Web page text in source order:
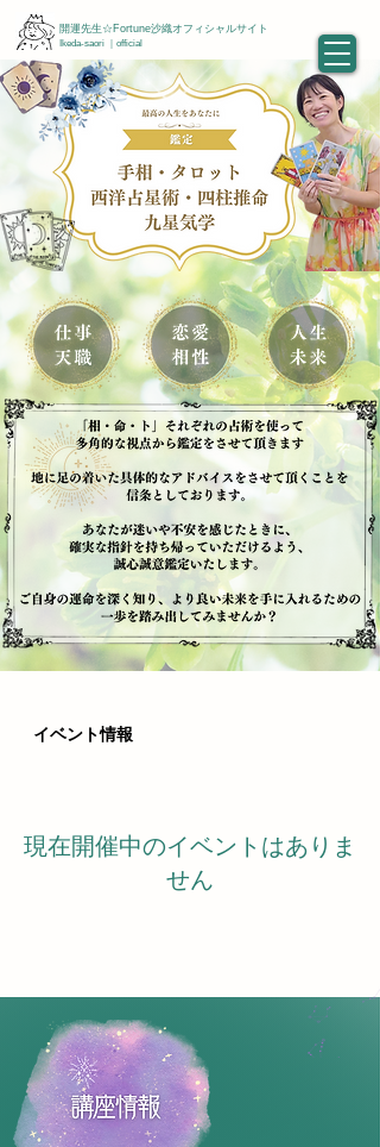
開運先生☆Fortune沙織オフィシャルサイト
Ikeda-saori ｜official
イベント情報
現在開催中のイベントはありま
せん